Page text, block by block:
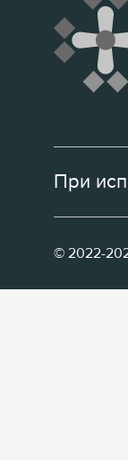
При
© 2022-